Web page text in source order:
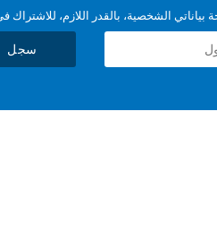
الشخصية، بالقدر اللازم، للاشتراك
سجل